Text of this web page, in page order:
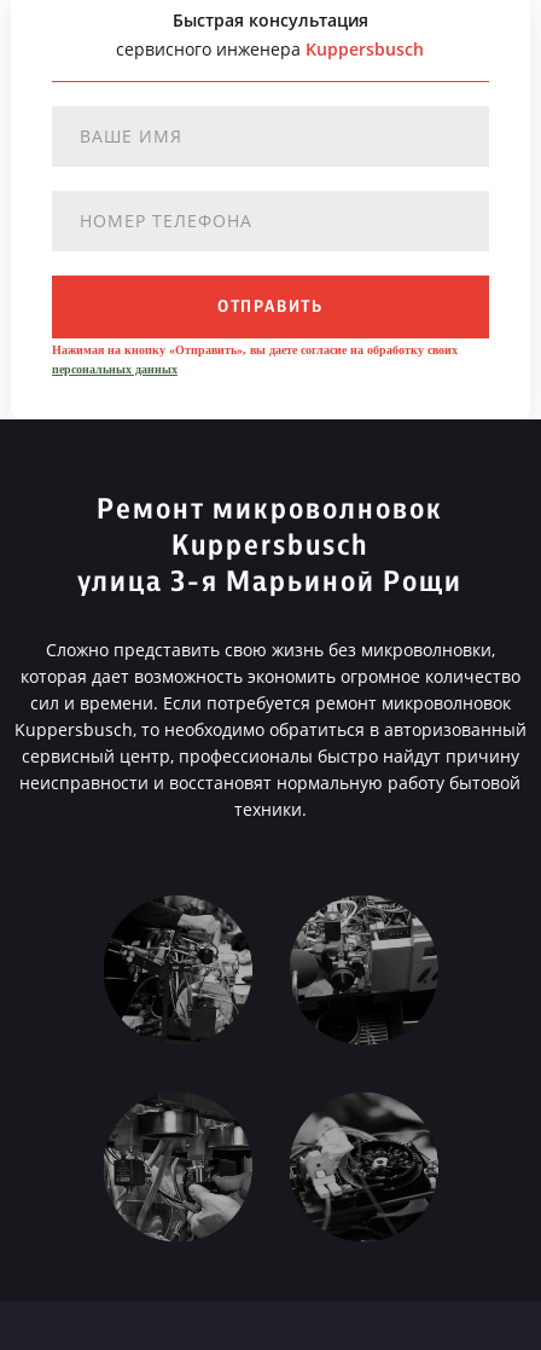
Быстрая консультация
сервисного инженера Kuppersbusch
ОТПРАВИТЬ
Нажимая на кнопку «Отправить», вы даете согласие на обработку своих
персональных данных
Ремонт микроволновок
Kuppersbusch
улица 3-я Марьиной Рощи
Сложно представить свою жизнь без микроволновки,
которая дает возможность экономить огромное количество
сил и времени. Если потребуется ремонт микроволновок
Kuppersbusch, то необходимо обратиться в авторизованный
сервисный центр, профессионалы быстро найдут причину
неисправности и восстановят нормальную работу бытовой
техники.